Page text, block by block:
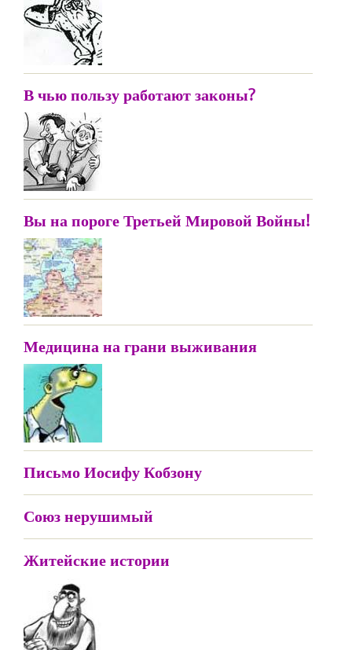
В чью пользу работают законы?
Вы на пороге Третьей Мировой Войны!
Медицина на грани выживания
Письмо Иосифу Кобзону
Союз нерушимый
Житейские истории